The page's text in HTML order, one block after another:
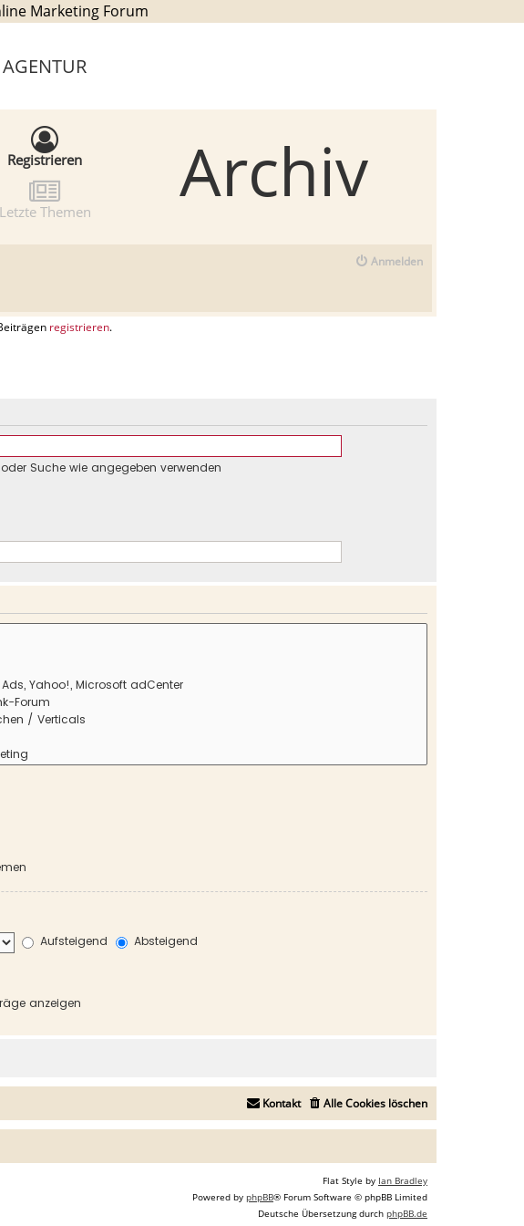
Marketing Forum
Registrieren
Letzte Themen Archiv
Anmelden
registrieren.
Suche wie angegeben verwenden
Aufsteigend
Absteigend
anzeigen
Alle Cookies löschen
Kontakt
Flat Style by Ian Bradley
Powered by phpBB® Forum Software © phpBB Limited
Deutsche Übersetzung durch phpBB.de